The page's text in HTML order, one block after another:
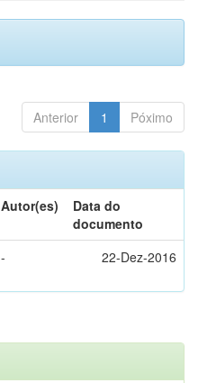
Anterior 1 Póximo
Autor(es)
Data do
documento
- 22-Dez-2016